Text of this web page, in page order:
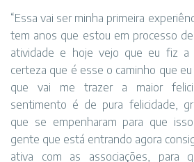
“Essa vai ser minha primeira
tem anos que estou em processo
atividade e hoje vejo que eu fiz a
certeza que é esse o caminho que
que vai me trazer a maior
sentimento é de pura felicidade,
que se empenharam para que
gente que está entrando agora
ativa com as associações, para